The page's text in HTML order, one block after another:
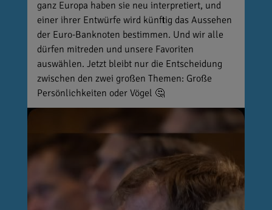
ganz Europa haben sie neu interpretiert, und
einer ihrer Entwürfe wird künftig das Aussehen
der Euro-Banknoten bestimmen. Und wir alle
dürfen mitreden und unsere Favoriten
auswählen. Jetzt bleibt nur die Entscheidung
zwischen den zwei großen Themen: Große
Persönlichkeiten oder Vögel 🤔